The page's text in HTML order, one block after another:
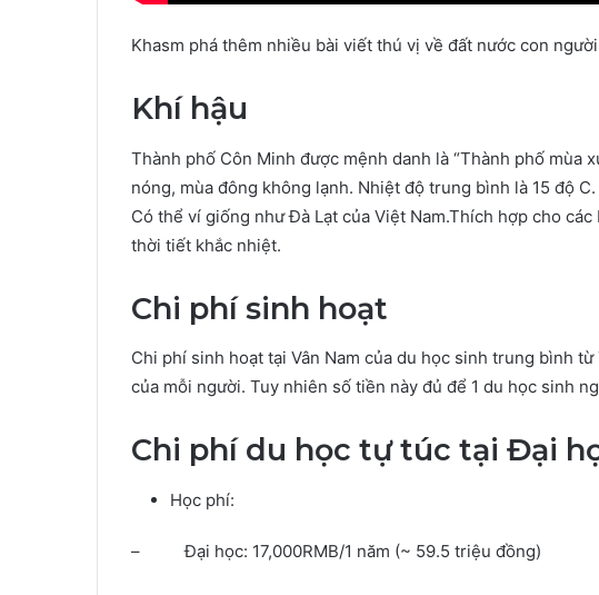
Khasm phá thêm nhiều bài viết thú vị về đất nước con
Khí hậu
Thành phố Côn Minh được mệnh danh là “Thành phố mùa
nóng, mùa đông không lạnh. Nhiệt độ trung bình là 15 độ
Có thể ví giống như Đà Lạt của Việt Nam.Thích hợp cho
thời tiết khắc nhiệt.
Chi phí sinh hoạt
Chi phí sinh hoạt tại Vân Nam của du học sinh trung bình
của mỗi người. Tuy nhiên số tiền này đủ để 1 du học sinh
Chi phí du học tự túc tại Đại
Học phí:
– Đại học: 17,000RMB/1 năm (~ 59.5 triệu đồng)